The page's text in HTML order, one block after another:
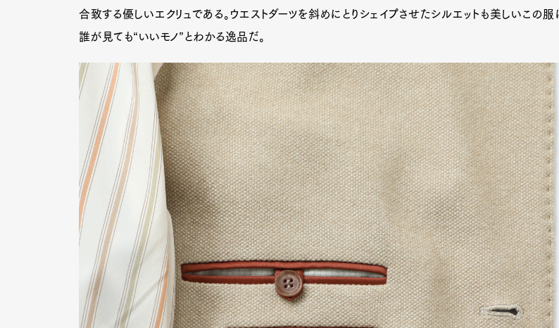
Art&Design Watch
Lifestyle
Pen Membership Magazine Official Columnist
Pen Meet Pen international Pen tw
合致する優しいエクリュである。ウエストダーツを斜めにとりシェイプさせたシルエットも美しいこの服
誰が見ても“いいモノ”とわかる逸品だ。